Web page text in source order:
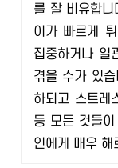
를 잘 비유합
이가 빠르게
집중하거나 일
겪을 수가 있
하되고 스트레
등 모든 것들
인에게 매우 해